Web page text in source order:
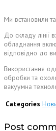
Ми встановили
До складу лінії
обладнання
відповідно до
Використання
обробки та
вакуумна
Categories
Post